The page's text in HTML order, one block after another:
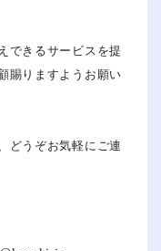
できるサービスを提
賜りますようお願い
どうぞお気軽にご連